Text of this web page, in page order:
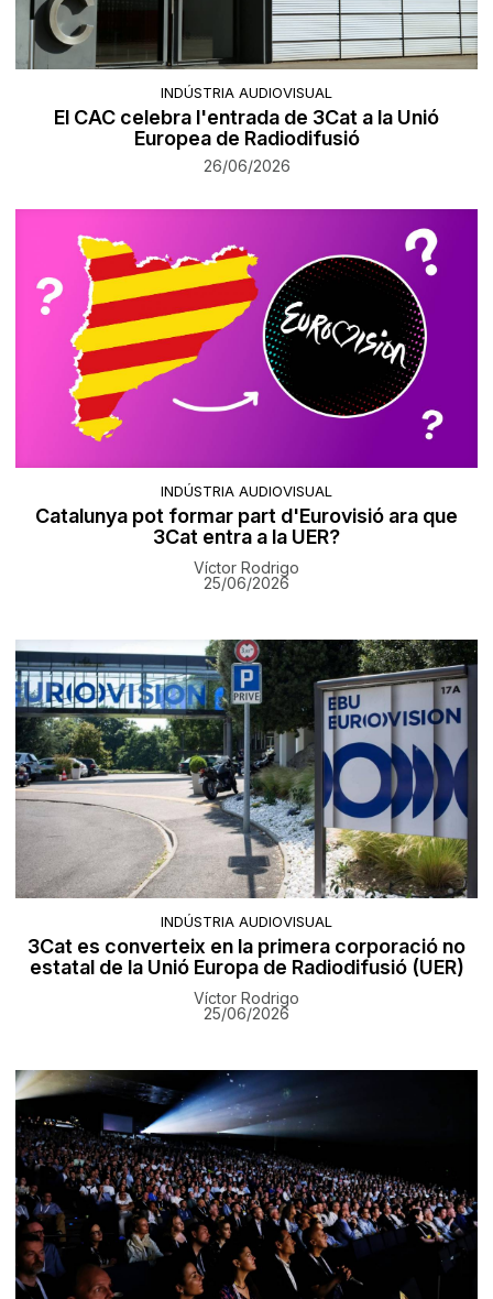
INDÚSTRIA AUDIOVISUAL
El CAC celebra l'entrada de 3Cat a la Unió
Europea de Radiodifusió
26/06/2026
INDÚSTRIA AUDIOVISUAL
Catalunya pot formar part d'Eurovisió ara que
3Cat entra a la UER?
Víctor Rodrigo
25/06/2026
INDÚSTRIA AUDIOVISUAL
3Cat es converteix en la primera corporació no
estatal de la Unió Europa de Radiodifusió (UER)
Víctor Rodrigo
25/06/2026